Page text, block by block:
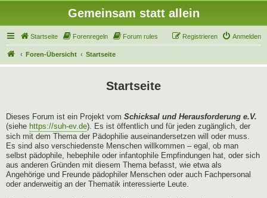
Gemeinsam statt allein
Startseite Forenregeln Forum rules Anmelden
Registrieren
Foren-Übersicht Startseite
Startseite
Dieses Forum ist ein Projekt vom Schicksal und Herausforderung e.V.
(siehe https://suh-ev.de). Es ist öffentlich und für jeden zugänglich, der
sich mit dem Thema der Pädophilie auseinandersetzen will oder muss.
Es sind also verschiedenste Menschen willkommen – egal, ob man
selbst pädophile, hebephile oder infantophile Empfindungen hat, oder sich
aus anderen Gründen mit diesem Thema befasst, wie etwa als
Angehörige und Freunde pädophiler Menschen oder auch Fachpersonal
oder anderweitig an der Thematik interessierte Leute.